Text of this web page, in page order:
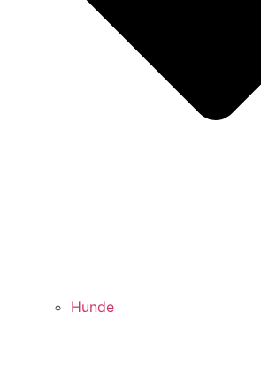
Hunde